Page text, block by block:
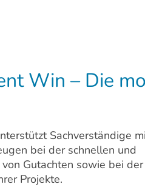
Win – Die
Sachverständige
bei der schnellen und
Gutachten sowie bei der
Projekte.